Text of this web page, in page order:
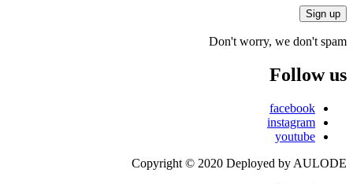
Don't worry, we don't spam
Follow us
facebook
instagram
youtube
Copyright © 2020 Deployed by AULODE